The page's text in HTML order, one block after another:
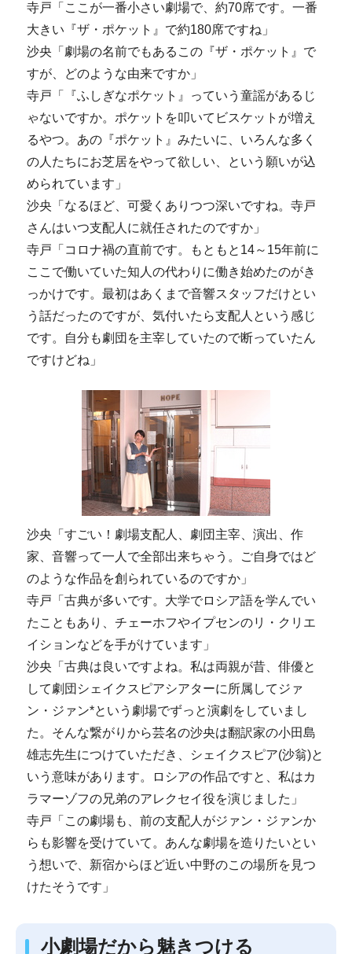
寺戸「ここが一番小さい劇場で、約70席です。一番
大きい『ザ・ポケット』で約180席ですね」
沙央「劇場の名前でもあるこの『ザ・ポケット』で
すが、どのような由来ですか」
寺戸「『ふしぎなポケット』っていう童謡があるじ
ゃないですか。ポケットを叩いてビスケットが増え
るやつ。あの『ポケット』みたいに、いろんな多く
の人たちにお芝居をやって欲しい、という願いが込
められています」
沙央「なるほど、可愛くありつつ深いですね。寺戸
さんはいつ支配人に就任されたのですか」
寺戸「コロナ禍の直前です。もともと14～15年前に
ここで働いていた知人の代わりに働き始めたのがき
っかけです。最初はあくまで音響スタッフだけとい
う話だったのですが、気付いたら支配人という感じ
です。自分も劇団を主宰していたので断っていたん
ですけどね」
沙央「すごい！劇場支配人、劇団主宰、演出、作
家、音響って一人で全部出来ちゃう。ご自身ではど
のような作品を創られているのですか」
寺戸「古典が多いです。大学でロシア語を学んでい
たこともあり、チェーホフやイプセンのリ・クリエ
イションなどを手がけています」
沙央「古典は良いですよね。私は両親が昔、俳優と
して劇団シェイクスピアシアターに所属してジァ
ン・ジァン*という劇場でずっと演劇をしていまし
た。そんな繋がりから芸名の沙央は翻訳家の小田島
雄志先生につけていただき、シェイクスピア(沙翁)と
いう意味があります。ロシアの作品ですと、私はカ
ラマーゾフの兄弟のアレクセイ役を演じました」
寺戸「この劇場も、前の支配人がジァン・ジァンか
らも影響を受けていて。あんな劇場を造りたいとい
う想いで、新宿からほど近い中野のこの場所を見つ
けたそうです」
小劇場だから魅きつける